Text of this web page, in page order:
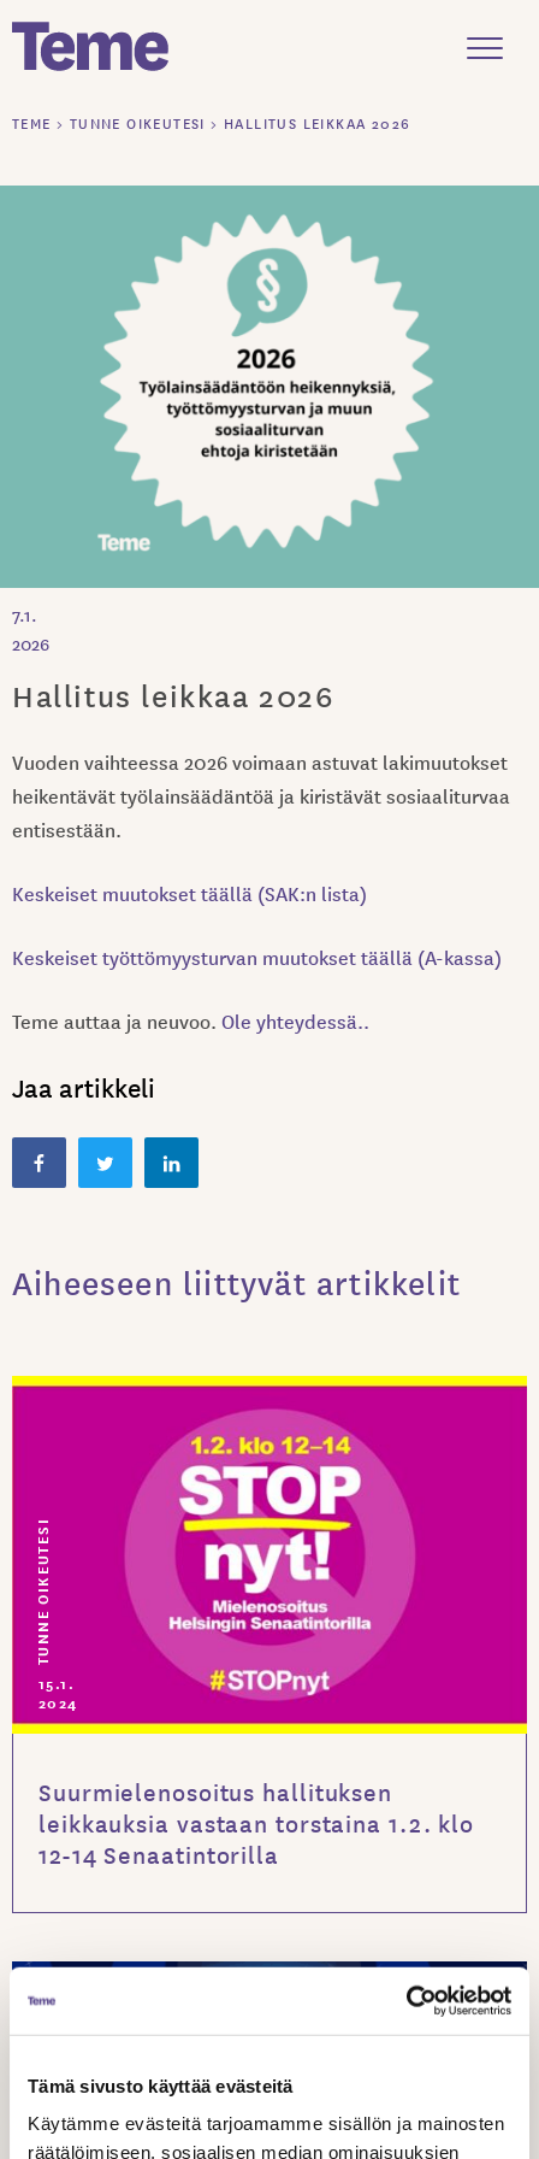
Tämä sivusto käyttää evästeitä
Käytämme evästeitä tarjoamamme sisällön ja mainosten
räätälöimiseen, sosiaalisen median ominaisuuksien
Siirry
TEME > TUNNE OIKEUTESI > HALLITUS LEIKKAA 2026
7.1.
2026
Hallitus leikkaa 2026
Vuoden vaihteessa 2026 voimaan astuvat lakimuutokset
heikentävät työlainsäädäntöä ja kiristävät sosiaaliturvaa
entisestään.
Keskeiset muutokset täällä (SAK:n lista)
Keskeiset työttömyysturvan muutokset täällä (A-kassa)
Teme auttaa ja neuvoo. Ole yhteydessä..
Jaa artikkeli
Aiheeseen liittyvät artikkelit
TUNNE OIKEUTESI
15.1.
2024
Suurmielenosoitus hallituksen
leikkauksia vastaan torstaina 1.2. klo
12-14 Senaatintorilla